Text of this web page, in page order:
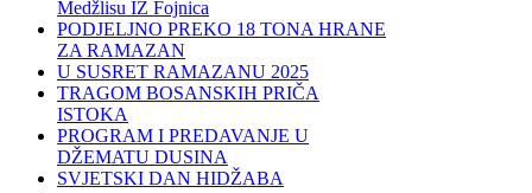
Medžlisu IZ Fojnica
PODJELJNO PREKO 18 TONA HRANE
ZA RAMAZAN
U SUSRET RAMAZANU 2025
TRAGOM BOSANSKIH PRIČA
ISTOKA
PROGRAM I PREDAVANJE U
DŽEMATU DUSINA
SVJETSKI DAN HIDŽABA